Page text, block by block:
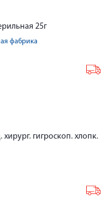
25г
фабрика
гигроскоп. хлопк.